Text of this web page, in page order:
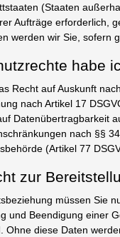
(Staaten
Aufträge erforderlich,
werden wir Sie, sofern
habe
Recht auf Auskunft
nach Artikel 17
Datenübertragbarkeit
nach §§
(Artikel 77
zur
müssen Sie
und Beendigung einer
Ohne diese Daten